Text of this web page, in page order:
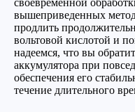
своевременной
вышеприведенных
продлить
вольтовой кислотой и
надеемся, что вы
аккумулятора при
обеспечения его
течение длительного